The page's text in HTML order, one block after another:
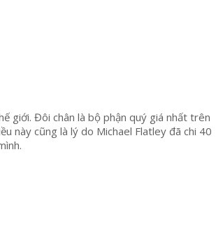
giới. Đôi chân là bộ phận quý giá nhất trên
này cũng là lý do Michael Flatley đã chi 40